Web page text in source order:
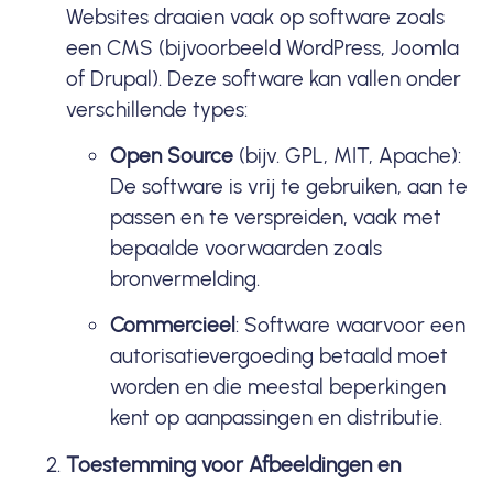
Websites draaien vaak op software zoals
een CMS (bijvoorbeeld WordPress, Joomla
of Drupal). Deze software kan vallen onder
verschillende types:
Open Source (bijv. GPL, MIT, Apache):
De software is vrij te gebruiken, aan te
passen en te verspreiden, vaak met
bepaalde voorwaarden zoals
bronvermelding.
Commercieel: Software waarvoor een
autorisatievergoeding betaald moet
worden en die meestal beperkingen
kent op aanpassingen en distributie.
Toestemming voor Afbeeldingen en